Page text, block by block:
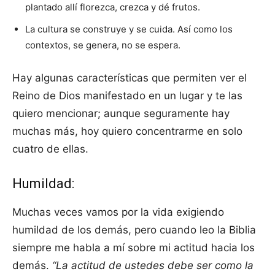
plantado allí florezca, crezca y dé frutos.
La cultura se construye y se cuida. Así como los
contextos, se genera, no se espera.
Hay algunas características que permiten ver el
Reino de Dios manifestado en un lugar y te las
quiero mencionar; aunque seguramente hay
muchas más, hoy quiero concentrarme en solo
cuatro de ellas.
Humildad:
Muchas veces vamos por la vida exigiendo
humildad de los demás, pero cuando leo la Biblia
siempre me habla a mí sobre mi actitud hacia los
demás. “La actitud de ustedes debe ser como la